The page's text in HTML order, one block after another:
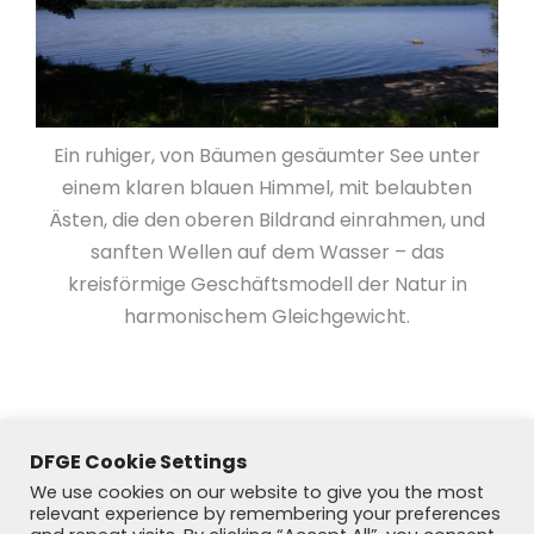
Ein ruhiger, von Bäumen gesäumter See unter
einem klaren blauen Himmel, mit belaubten
Ästen, die den oberen Bildrand einrahmen, und
sanften Wellen auf dem Wasser – das
kreisförmige Geschäftsmodell der Natur in
harmonischem Gleichgewicht.
DFGE Cookie Settings
We use cookies on our website to give you the most
relevant experience by remembering your preferences